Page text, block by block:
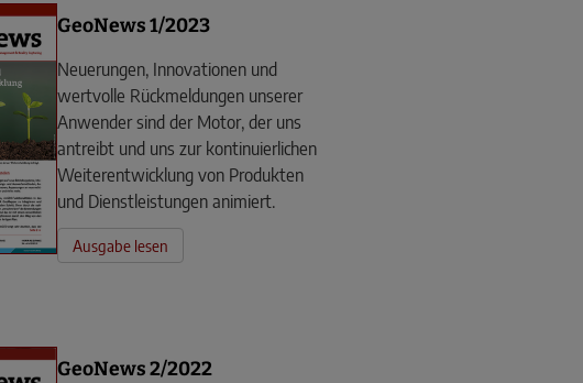
GeoNews 1/2023
Neuerungen, Innovationen und
wertvolle Rückmeldungen unserer
Anwender sind der Motor, der uns
antreibt und uns zur kontinuierlichen
Weiterentwicklung von Produkten
und Dienstleistungen animiert.
Ausgabe lesen
GeoNews 2/2022